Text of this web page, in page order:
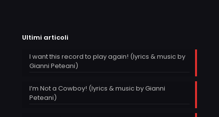
Ultimi articoli
I want this record to play again! (lyrics & music by
Gianni Peteani)
I’m Not a Cowboy! (lyrics & music by Gianni
Peteani)